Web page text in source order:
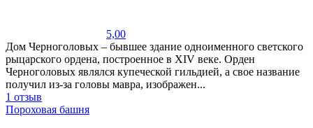
5,00
Дом Черноголовых – бывшее здание одноименного светского
рыцарского ордена, построенное в XIV веке. Орден
Черноголовых являлся купеческой гильдией, а свое название
получил из-за головы мавра, изображен...
1 отзыв
Пороховая башня